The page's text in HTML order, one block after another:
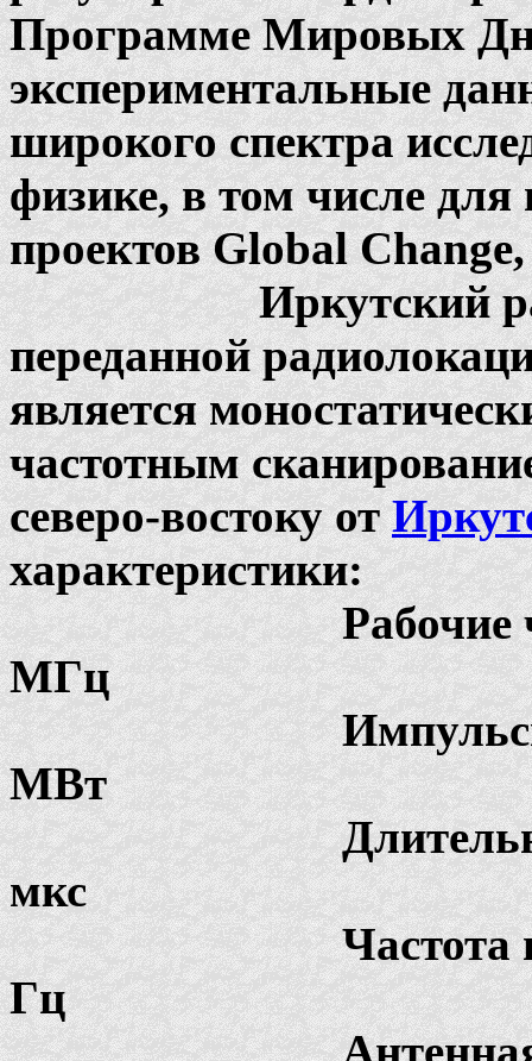
Программе Мировых
экспериментальные
широкого спектра
физике, в том числе
проектов Global
Иркутский радар
переданной
является
частотным
северо-востоку от
характеристики:
Рабочие
МГц
Импульсная
МВт
Длительность
мкс
Частота
Гц